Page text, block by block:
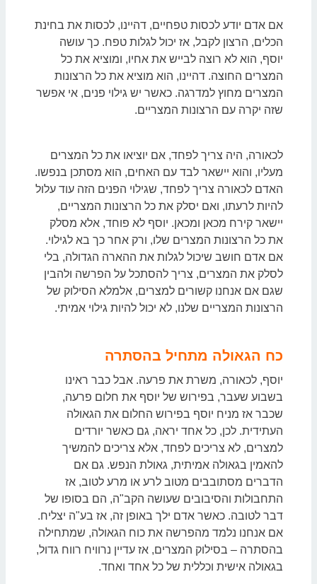
אם אדם יודע לכסות טפחיים, דהיינו, לכסות את בחינת
הכלים, הרצון לקבל, אז יכול לגלות טפח. כך עושה
יוסף, הוא לא רוצה לבייש את אחיו, ומוציא את כל
המצרים החוצה. דהיינו, הוא מוציא את כל הרצונות
המצרים מחוץ למדרגה. כאשר יש גילוי פנים, אי אפשר
שזה יקרה עם הרצונות המצריים.
לכאורה, היה צריך לפחד, אם יוציאו את כל המצרים
מעליו, והוא יישאר לבד עם האחים, הוא מסתכן בנפשו.
האדם לכאורה צריך לפחד, שגילוי הפנים הזה עוד עלול
להיות לרעתו, ואם יסלק את כל הרצונות המצריים,
יישאר קירח מכאן ומכאן. יוסף לא פוחד, אלא מסלק
את כל הרצונות המצרים שלו, ורק אחר כך בא לגילוי.
אם אדם חושב שיכול לגלות את ההארה הגדולה, בלי
לסלק את המצרים, צריך להסתכל על הפרשה ולהבין
שגם אם אנחנו קשורים למצרים, אלמלא הסילוק של
הרצונות המצריים שלנו, לא יכול להיות גילוי אמיתי.
כח הגאולה מתחיל בהסתרה
יוסף, לכאורה, משרת את פרעה. אבל כבר ראינו
בשבוע שעבר, בפירוש של יוסף את חלום פרעה,
שכבר אז מניח יוסף בפירוש החלום את הגאולה
העתידית. לכן, כל אחד יראה, גם כאשר יורדים
למצרים, לא צריכים לפחד, אלא צריכים להמשיך
להאמין בגאולה אמיתית, גאולת הנפש. גם אם
הדברים מסתובבים מטוב לרע או מרע לטוב, אז
התחבולות והסיבובים שעושה הקב"ה, הם בסופו של
דבר לטובה. כאשר אדם ילך באופן זה, אז בע"ה יצליח.
אם אנחנו נלמד מהפרשה את כוח הגאולה, שמתחילה
בהסתרה – בסילוק המצרים, אז עדיין נרוויח רווח גדול,
בגאולה אישית וכללית של כל אחד ואחד.